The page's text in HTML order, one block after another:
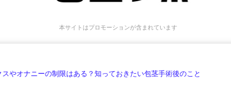
本サイトはプロモーションが含まれています
スやオナニーの制限はある？知っておきたい包茎手術後のこと